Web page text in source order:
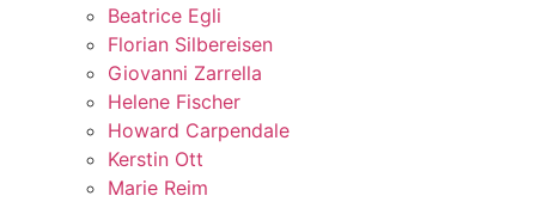
Beatrice Egli
Florian Silbereisen
Giovanni Zarrella
Helene Fischer
Howard Carpendale
Kerstin Ott
Marie Reim